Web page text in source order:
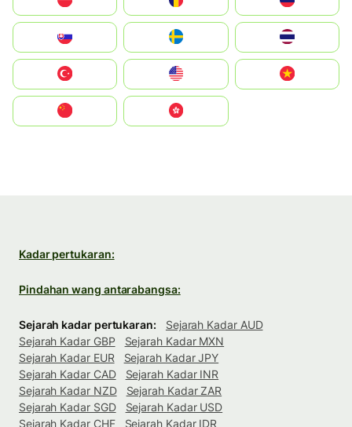
United States
中國香港特別行政區
Kadar pertukaran:
Pindahan wang antarabangsa:
Sejarah kadar pertukaran:
Sejarah Kadar AUD
Sejarah Kadar GBP
Sejarah Kadar MXN
Sejarah Kadar EUR
Sejarah Kadar JPY
Sejarah Kadar CAD
Sejarah Kadar INR
Sejarah Kadar NZD
Sejarah Kadar ZAR
Sejarah Kadar SGD
Sejarah Kadar USD
Sejarah Kadar CHF
Sejarah Kadar IDR